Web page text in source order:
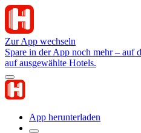
Zur App wechseln
Spare in der App noch mehr – auf
auf ausgewählte Hotels.
App herunterladen